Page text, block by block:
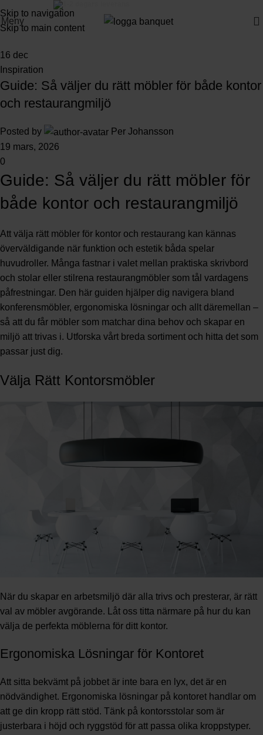
Skip to navigation
Skip to main content
Meny
16 dec
Inspiration
Guide: Så väljer du rätt möbler för både kontor
och restaurangmiljö
Posted by
Per Johansson
19 mars, 2026
0
Guide: Så väljer du rätt möbler för
både kontor och restaurangmiljö
Att välja rätt möbler för kontor och restaurang kan kännas
överväldigande när funktion och estetik båda spelar
huvudroller. Många fastnar i valet mellan praktiska skrivbord
och stolar eller stilrena restaurangmöbler som tål vardagens
påfrestningar. Den här guiden hjälper dig navigera bland
konferensmöbler, ergonomiska lösningar och allt däremellan –
så att du får möbler som matchar dina behov och skapar en
miljö att trivas i. Utforska vårt breda sortiment och hitta det som
passar just dig.
Välja Rätt Kontorsmöbler
När du skapar en arbetsmiljö där alla trivs och presterar, är rätt
val av möbler avgörande. Låt oss titta närmare på hur du kan
välja de perfekta möblerna för ditt kontor.
Ergonomiska Lösningar för Kontoret
Att sitta bekvämt på jobbet är inte bara en lyx, det är en
nödvändighet. Ergonomiska lösningar på kontoret handlar om
att ge din kropp rätt stöd. Tänk på kontorsstolar som är
justerbara i höjd och ryggstöd för att passa olika kroppstyper.